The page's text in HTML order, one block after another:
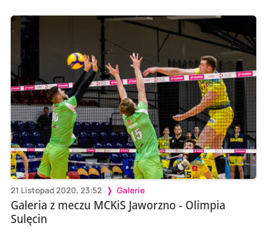
21 Listopad 2020, 23:52 Galerie
Galeria z meczu MCKiS Jaworzno - Olimpia
Sulęcin